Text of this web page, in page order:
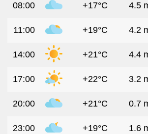
08:00 +17°C 4.5
11:00 +19°C 4.2
14:00 +21°C 4.4
17:00 +22°C 3.2
20:00 +21°C 0.7
23:00 +19°C 1.6